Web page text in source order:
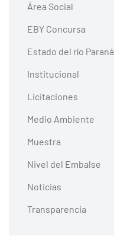
Área Social
EBY Concursa
Estado del río Paraná
Institucional
Licitaciones
Medio Ambiente
Muestra
Nivel del Embalse
Noticias
Transparencia